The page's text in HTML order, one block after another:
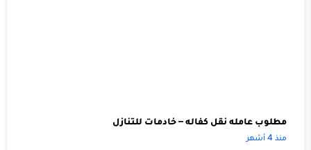
مطلوب عامله نقل كفاله – خادمات للتنازل
منذ 4 أشهر